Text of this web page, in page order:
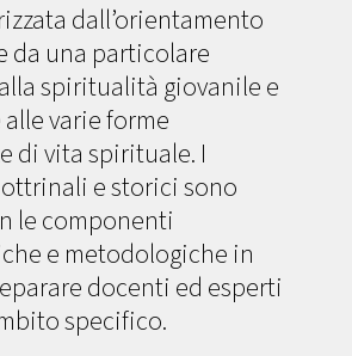
dall’orientamento
da una particolare
spiritualità giovanile e
varie forme
di vita spirituale. I
e storici sono
le componenti
e metodologiche in
docenti ed esperti
specifico.